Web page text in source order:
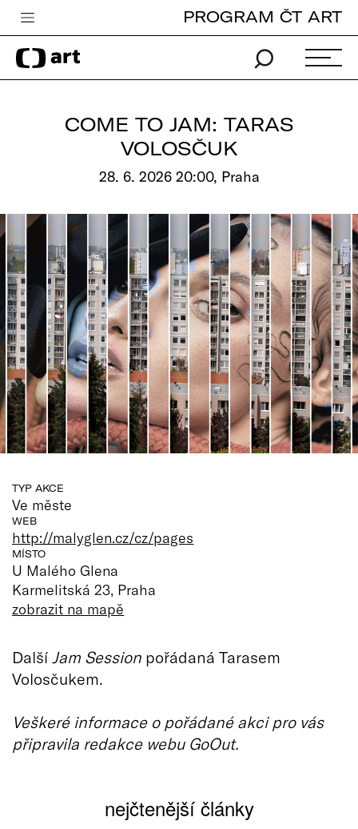
Česká televize
Zpravodajství
Vše o ČT
PROGRAM ČT ART
COME TO JAM: TARAS
VOLOSČUK
28. 6. 2026 20:00, Praha
TYP AKCE
Ve měste
WEB
http://malyglen.cz/cz/pages
MÍSTO
U Malého Glena
Karmelitská 23, Praha
zobrazit na mapě
Další Jam Session pořádaná Tarasem
Volosčukem.
Veškeré informace o pořádané akci pro vás
připravila redakce webu GoOut.
nejčtenější články